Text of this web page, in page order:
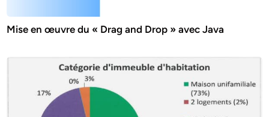
Mise en œuvre du « Drag and Drop » avec Java